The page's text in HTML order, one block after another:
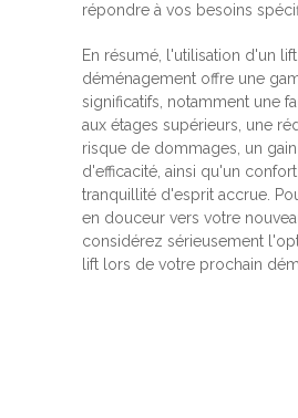
répondre à vos besoins
En résumé, l'utilisation d'un
déménagement offre une
significatifs, notamment une
aux étages supérieurs, une
risque de dommages, un
d'efficacité, ainsi qu'un
tranquillité d'esprit accrue.
en douceur vers votre
considérez sérieusement
lift lors de votre prochain